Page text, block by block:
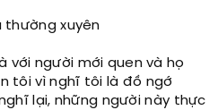
thường xuyên
với người mới quen và họ
tôi vì nghĩ tôi là đồ ngớ
lại, những người này thực